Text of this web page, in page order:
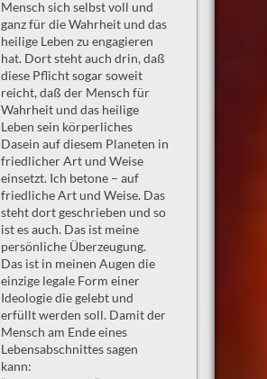
Mensch sich selbst voll und
ganz für die Wahrheit und das
heilige Leben zu engagieren
hat. Dort steht auch drin, daß
diese Pflicht sogar soweit
reicht, daß der Mensch für
Wahrheit und das heilige
Leben sein körperliches
Dasein auf diesem Planeten in
friedlicher Art und Weise
einsetzt. Ich betone – auf
friedliche Art und Weise. Das
steht dort geschrieben und so
ist es auch. Das ist meine
persönliche Überzeugung.
Das ist in meinen Augen die
einzige legale Form einer
Ideologie die gelebt und
erfüllt werden soll. Damit der
Mensch am Ende eines
Lebensabschnittes sagen
kann: